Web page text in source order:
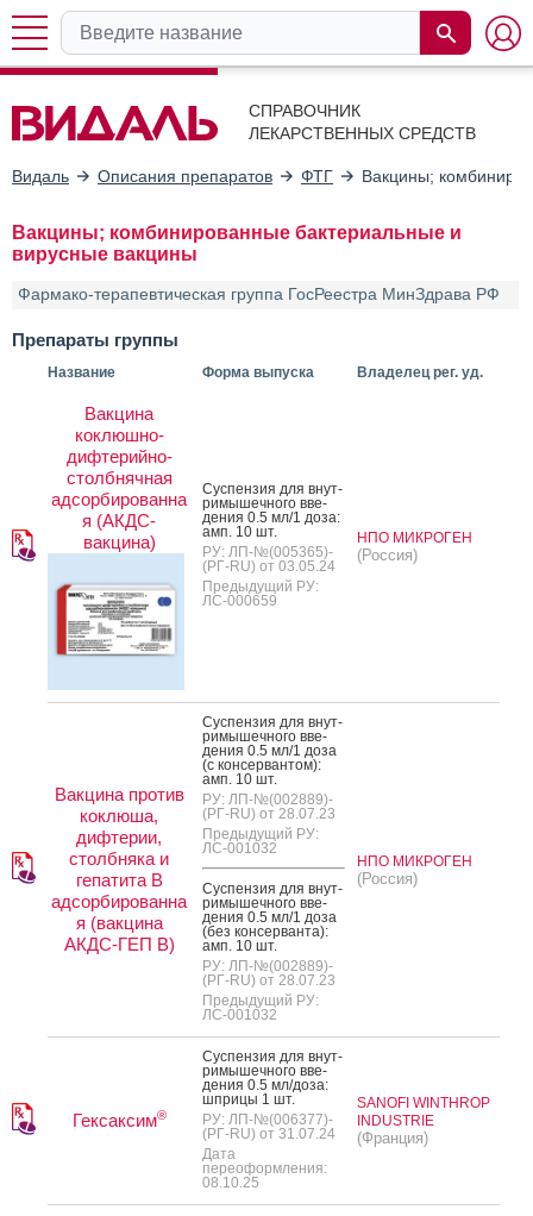
СПРАВОЧНИК
ЛЕКАРСТВЕННЫХ СРЕДСТВ
Видаль Описания препаратов ФТГ Вакцины;
Вакцины; комбинированные бактериальные и
вирусные вакцины
Фармако-терапевтическая группа ГосРеестра МинЗдрава РФ
Препараты группы
Название Форма выпуска Владелец рег. уд.
Вакцина
коклюшно-
дифтерийно-
столбнячная
адсорбированна
я (АКДС-
вакцина)
Сус­пензия для внут­
ри­мышеч­но­го вве­
дения 0.5 мл/1 до­за:
амп. 10 шт.
РУ: ЛП-№(005365)-
(РГ-RU) от 03.05.24
Предыдущий РУ:
ЛС-000659
НПО МИКРОГЕН
(Россия)
Вакцина против
коклюша,
дифтерии,
столбняка и
гепатита В
адсорбированна
я (вакцина
АКДС-ГЕП В)
Сус­пензия для внут­
ри­мышеч­но­го вве­
дения 0.5 мл/1 до­за
(с кон­серван­том):
амп. 10 шт.
РУ: ЛП-№(002889)-
(РГ-RU) от 28.07.23
Предыдущий РУ:
ЛС-001032
Сус­пензия для внут­
ри­мышеч­но­го вве­
дения 0.5 мл/1 до­за
(без кон­серван­та):
амп. 10 шт.
РУ: ЛП-№(002889)-
(РГ-RU) от 28.07.23
Предыдущий РУ:
ЛС-001032
НПО МИКРОГЕН
(Россия)
Гексаксим®
Сус­пензия для внут­
ри­мышеч­но­го вве­
дения 0.5 мл/до­за:
шпри­цы 1 шт.
РУ: ЛП-№(006377)-
(РГ-RU) от 31.07.24
Дата
переоформления:
08.10.25
SANOFI WINTHROP
INDUSTRIE
(Франция)